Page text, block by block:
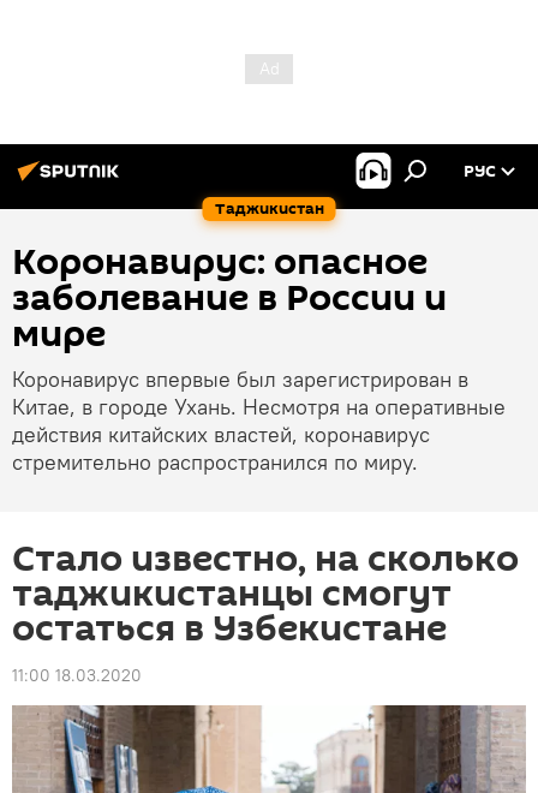
Таджикистан
РУС
Коронавирус: опасное
заболевание в России и
мире
Коронавирус впервые был зарегистрирован в
Китае, в городе Ухань. Несмотря на оперативные
действия китайских властей, коронавирус
стремительно распространился по миру.
Стало известно, на сколько
таджикистанцы смогут
остаться в Узбекистане
11:00 18.03.2020